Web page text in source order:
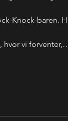
Knock-baren.
hvor vi